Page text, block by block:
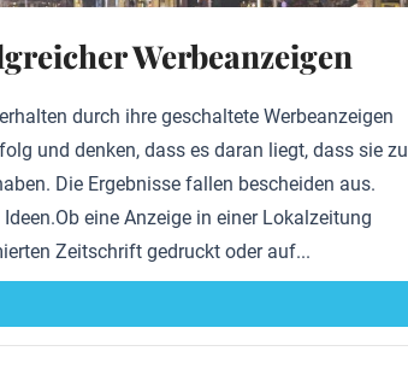
Werbeanzeigen
durch ihre geschaltete Werbeanzeigen
und denken, dass es daran liegt, dass sie zu
Die Ergebnisse fallen bescheiden aus.
eine Anzeige in einer Lokalzeitung
Zeitschrift gedruckt oder auf...